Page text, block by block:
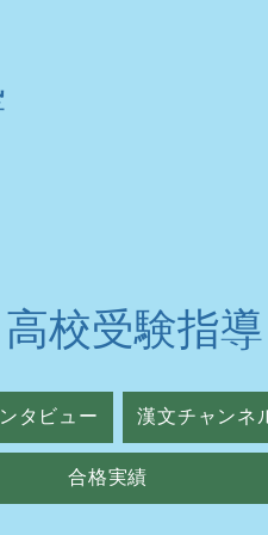
校受験指導
タビュー 漢文チャンネ
合格実績